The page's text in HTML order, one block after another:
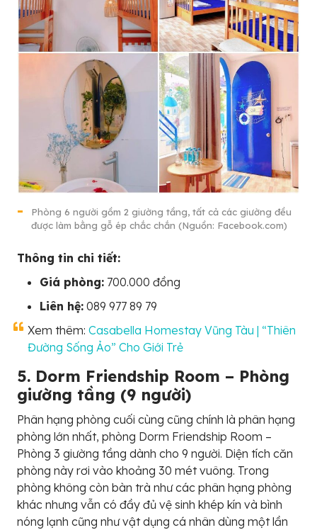
Phòng 6 người gồm 2 giường tầng, tất cả các giường đều
được làm bằng gỗ ép chắc chắn (Nguồn: Facebook.com)
Thông tin chi tiết:
Giá phòng: 700.000 đồng
Liên hệ: 089 977 89 79
Xem thêm: Casabella Homestay Vũng Tàu | “Thiên
Đường Sống Ảo” Cho Giới Trẻ
5. Dorm Friendship Room – Phòng
giường tầng (9 người)
Phân hạng phòng cuối cùng cũng chính là phân hạng
phòng lớn nhất, phòng Dorm Friendship Room –
Phòng 3 giường tầng dành cho 9 người. Diện tích căn
phòng này rơi vào khoảng 30 mét vuông. Trong
phòng không còn bàn trà như các phân hạng phòng
khác nhưng vẫn có đầy đủ vệ sinh khép kín và bình
nóng lạnh cũng như vật dụng cá nhân dùng một lần